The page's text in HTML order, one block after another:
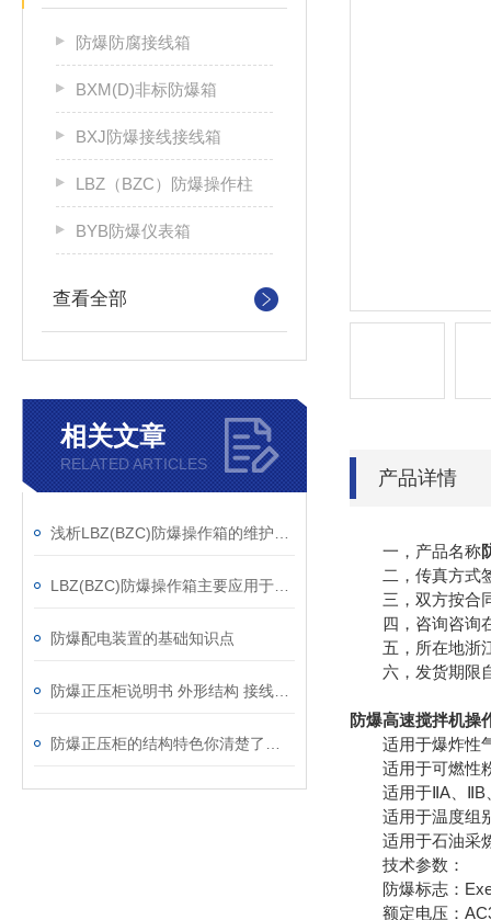
防爆防腐接线箱
BXM(D)非标防爆箱
BXJ防爆接线接线箱
LBZ（BZC）防爆操作柱
BYB防爆仪表箱
查看全部
相关文章
RELATED ARTICLES
防爆配电装置的基础知识点
产品详情
一，产品名称
二，传真方式
三，双方按合同
四，咨询咨询
五，所在地浙江
六，发货期限自
防爆高速搅拌机操
适用于爆炸性气
适用于可燃性粉
适用于ⅡA、ⅡB
适用于温度组别
适用于石油采炼
技术参数：
防爆标志：
额定电压：